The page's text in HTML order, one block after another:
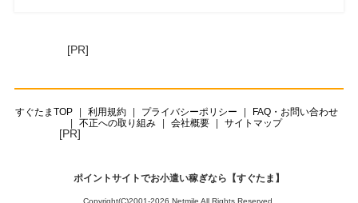
[PR]
すぐたまTOP 利用規約 プライバシーポリシー
FAQ・お問い合わせ
不正への取り組み
会社概要 サイトマップ
[PR]
ポイントサイトでお小遣い稼ぎなら【すぐたま】
Copyright(C)2001-2026 Netmile All Rights Reserved.